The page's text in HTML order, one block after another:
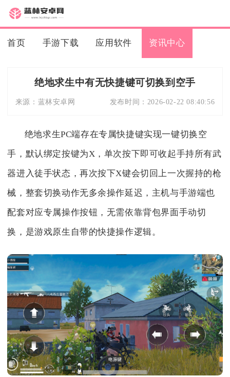
首页 手游下载 应用软件 资讯中心
绝地求生中有无快捷键可切换到空手
来源： 蓝林安卓网 发布时间： 2026-02-22 08:40:56
绝地求生PC端存在专属快捷键实现一键切换空
手，默认绑定按键为X，单次按下即可收起手持所有武
器进入徒手状态，再次按下X键会切回上一次握持的枪
械，整套切换动作无多余操作延迟，主机与手游端也
配套对应专属操作按钮，无需依靠背包界面手动切
换，是游戏原生自带的快捷操作逻辑。